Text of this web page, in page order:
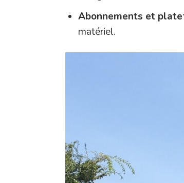
Abonnements et
matériel.